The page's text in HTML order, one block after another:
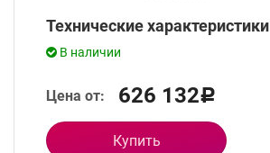
Технические характеристики
В наличии
Цена от: 626 132Р
Купить